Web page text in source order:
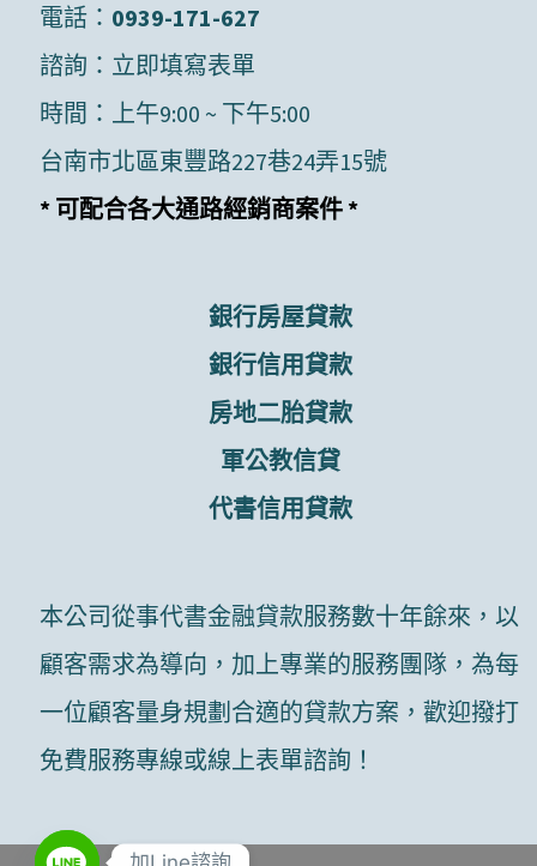
電話： 0939-171-627
諮詢： 立即填寫表單
時間：上午9:00 ~ 下午5:00
台南市北區東豐路227巷24弄15號
* 可配合各大通路經銷商案件 *
銀行房屋貸款
銀行信用貸款
房地二胎貸款
軍公教信貸
代書信用貸款
本公司從事代書金融貸款服務數十年餘來，以
顧客需求為導向，加上專業的服務團隊，為每
一位顧客量身規劃合適的貸款方案，歡迎撥打
免費服務專線或線上表單諮詢！